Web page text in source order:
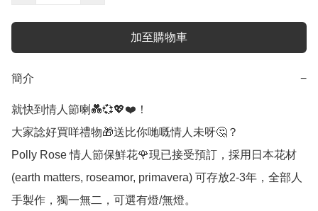
加至購物車
簡介 −
就快到情人節喇💑💞💖❤️！
大家諗好買咩禮物🎁送比你哋嘅情人未呀🤔？
Polly Rose 情人節保鮮花🌹現已接受預訂，採用日本花材
(earth matters, roseamor, primavera) 可存放2-3年，全部人
手製作，獨一無二，可選有燈/無燈。